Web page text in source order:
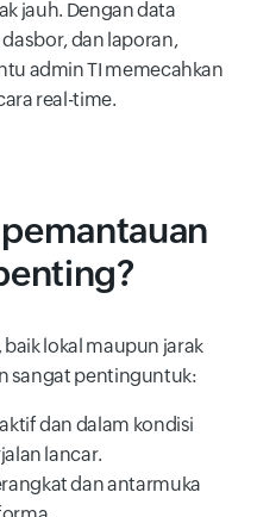
jauh. Dengan data
dan laporan,
admin TI memecahkan
real-time.
lokal maupun jarak
sangat pentinguntuk:
dan dalam kondisi
lancar.
dan antarmuka